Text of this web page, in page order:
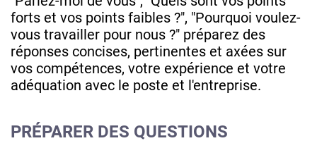
forts et vos points faibles ?", "Pourquoi voulez-
vous travailler pour nous ?" préparez des
réponses concises, pertinentes et axées sur
vos compétences, votre expérience et votre
adéquation avec le poste et l'entreprise.
PRÉPARER DES QUESTIONS